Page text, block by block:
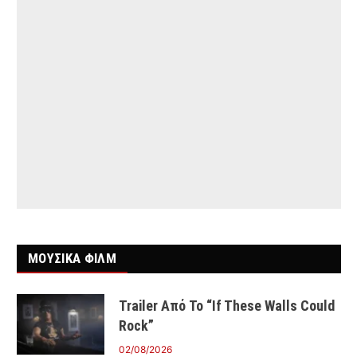
ΜΟΥΣΙΚΑ ΦΙΛΜ
Trailer Από Το “If These Walls Could
Rock”
02/08/2026